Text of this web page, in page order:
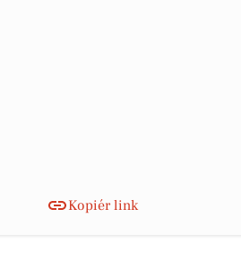
Kopiér link